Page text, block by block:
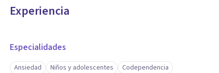
Experiencia
Especialidades
Ansiedad Niños y adolescentes
Codependencia